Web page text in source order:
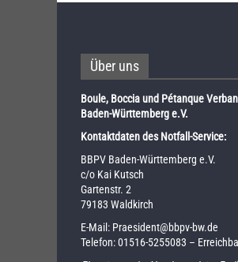
Über uns
Boule, Boccia und Pétanque
Baden-Württemberg e.V.
Kontaktdaten des Notfall-Service:
BBPV Baden-Württemberg e.V.
c/o Kai Kutsch
Gartenstr. 2
79183 Waldkirch
E-Mail: Praesident@bbpv-bw.de
Telefon:01516-5255083 –